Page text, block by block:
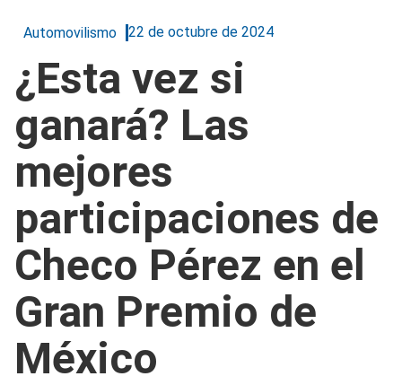
Automovilismo 22 de octubre de 2024
¿Esta vez si
ganará? Las
mejores
participaciones de
Checo Pérez en el
Gran Premio de
México